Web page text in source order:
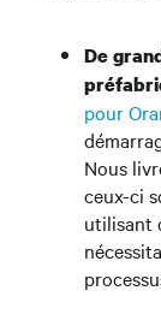
De
pour
Nous
ceux-ci
utilisant